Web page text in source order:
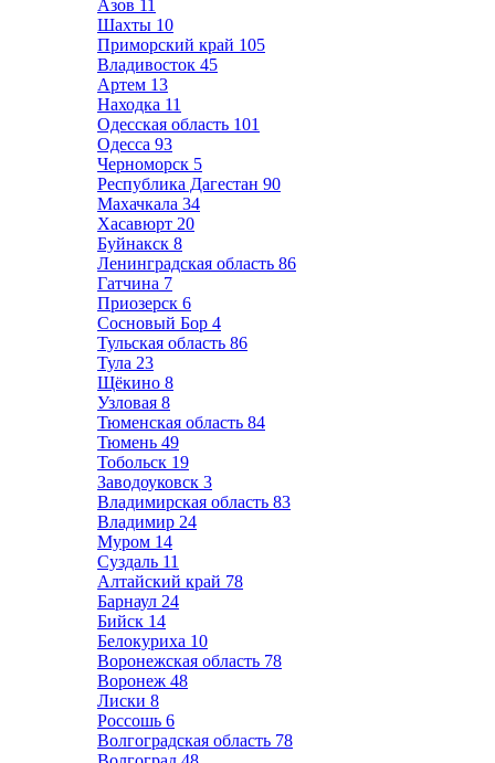
Азов 11
Шахты 10
Приморский край 105
Владивосток 45
Артем 13
Находка 11
Одесская область 101
Одесса 93
Черноморск 5
Республика Дагестан 90
Махачкала 34
Хасавюрт 20
Буйнакск 8
Ленинградская область 86
Гатчина 7
Приозерск 6
Сосновый Бор 4
Тульская область 86
Тула 23
Щёкино 8
Узловая 8
Тюменская область 84
Тюмень 49
Тобольск 19
Заводоуковск 3
Владимирская область 83
Владимир 24
Муром 14
Суздаль 11
Алтайский край 78
Барнаул 24
Бийск 14
Белокуриха 10
Воронежская область 78
Воронеж 48
Лиски 8
Россошь 6
Волгоградская область 78